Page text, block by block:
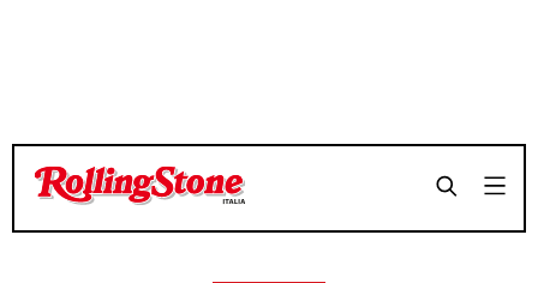
TEMPO DI LETTURA 4 MINUTI SHARE
TEMPO DI LETTURA 4 MINUTI SHARE